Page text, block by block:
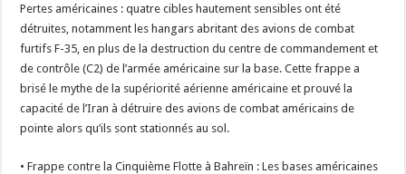
Pertes américaines : quatre cibles hautement sensibles ont été
détruites, notamment les hangars abritant des avions de combat
furtifs F-35, en plus de la destruction du centre de commandement et
de contrôle (C2) de l’armée américaine sur la base. Cette frappe a
brisé le mythe de la supériorité aérienne américaine et prouvé la
capacité de l’Iran à détruire des avions de combat américains de
pointe alors qu’ils sont stationnés au sol.
• Frappe contre la Cinquième Flotte à Bahreïn : Les bases américaines